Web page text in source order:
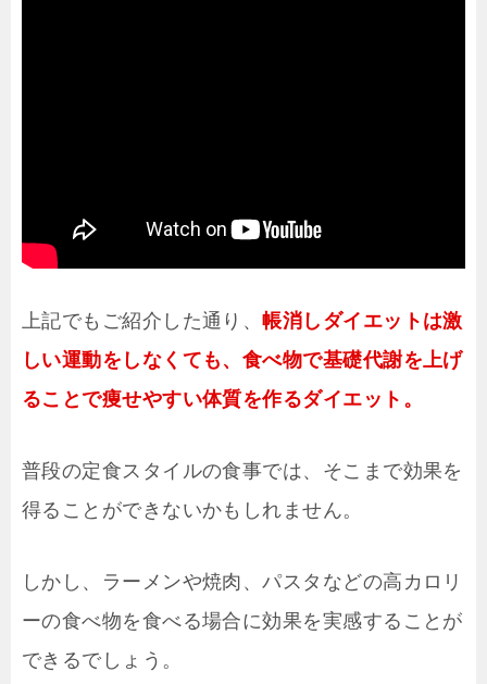
上記でもご紹介した通り、帳消しダイエットは激
しい運動をしなくても、食べ物で基礎代謝を上げ
ることで痩せやすい体質を作るダイエット。
普段の定食スタイルの食事では、そこまで効果を
得ることができないかもしれません。
しかし、ラーメンや焼肉、パスタなどの高カロリ
ーの食べ物を食べる場合に効果を実感することが
できるでしょう。